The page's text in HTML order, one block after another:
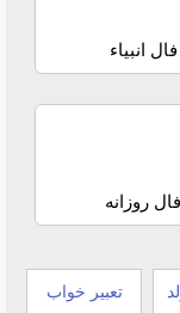
فال انبیاء
فال روزانه
تعبیر خواب